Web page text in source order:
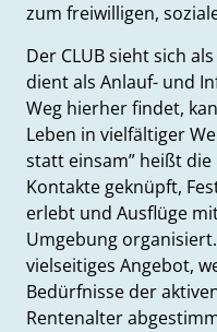
zum freiwilligen,
Der CLUB sieht sich
dient als Anlauf- und
Weg hierher findet,
Leben in vielfältiger
statt einsam” heißt
Kontakte geknüpft,
erlebt und Ausflüge
Umgebung
vielseitiges Angebot,
Bedürfnisse der
Rentenalter